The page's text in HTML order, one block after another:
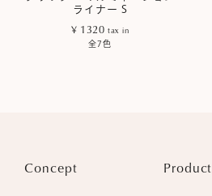
ライナー S
¥ 1320 tax in
全7色
Concept Product